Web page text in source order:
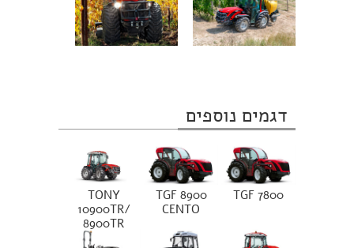
דגמים נוספים
TGF 7800
TGF 8900
CENTO
TONY
10900TR/
8900TR